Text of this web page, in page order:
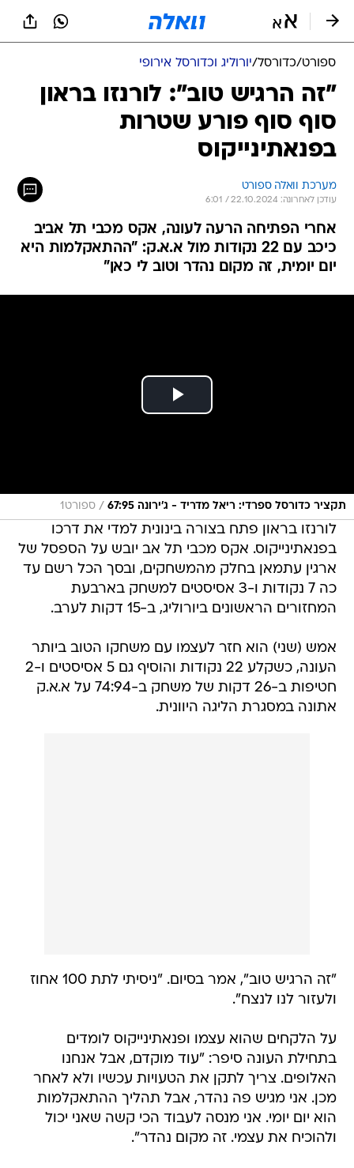
ספורט/כדורסל/יורוליג וכדורסל אירופי
"זה הרגיש טוב": לורנזו בראון
סוף סוף פורע שטרות
בפנאתינייקוס
מערכת וואלה ספורט
עודכן לאחרונה: 22.10.2024 / 6:01
אחרי הפתיחה הרעה לעונה, אקס מכבי תל אביב
כיכב עם 22 נקודות מול א.א.ק: "ההתאקלמות היא
יום יומית, זה מקום נהדר וטוב לי כאן"
תקציר כדורסל ספרדי: ריאל מדריד - ג'ירונה 67:95 / ספורט1
לורנזו בראון פתח בצורה בינונית למדי את דרכו
בפנאתינייקוס. אקס מכבי תל אב יובש על הספסל של
ארגין עתמאן בחלק מהמשחקים, ובסך הכל רשם עד
כה 7 נקודות ו-3 אסיסטים למשחק בארבעת
המחזורים הראשונים ביורוליג, ב-15 דקות לערב.
אמש (שני) הוא חזר לעצמו עם משחקו הטוב ביותר
העונה, כשקלע 22 נקודות והוסיף גם 5 אסיסטים ו-2
חטיפות ב-26 דקות של משחק ב-74:94 על א.א.ק
אתונה במסגרת הליגה היוונית.
"זה הרגיש טוב", אמר בסיום. "ניסיתי לתת 100 אחוז
ולעזור לנו לנצח".
על הלקחים שהוא עצמו ופנאתינייקוס לומדים
בתחילת העונה סיפר: "עוד מוקדם, אבל אנחנו
האלופים. צריך לתקן את הטעויות עכשיו ולא לאחר
מכן. אני מגיש פה נהדר, אבל תהליך ההתאקלמות
הוא יום יומי. אני מנסה לעבוד הכי קשה שאני יכול
ולהוכיח את עצמי. זה מקום נהדר".